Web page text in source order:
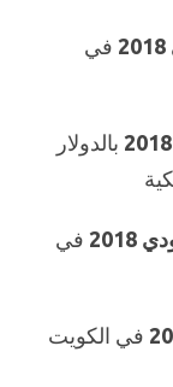
في
بالدولار
في
في الكويت